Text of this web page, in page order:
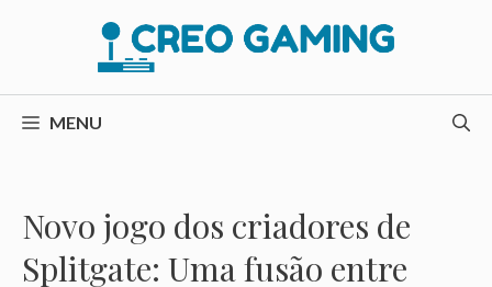
conteúdo
MENU
Novo jogo dos criadores de
Splitgate: Uma fusão entre